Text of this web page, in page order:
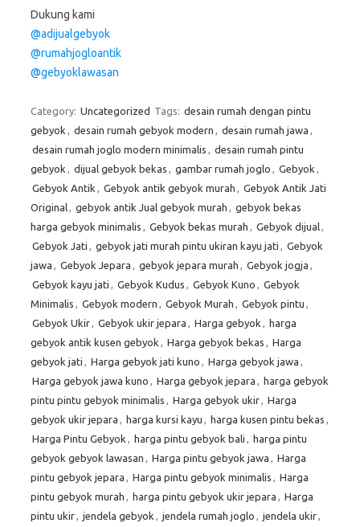
Dukung kami
@adijualgebyok
@rumahjogloantik
@gebyoklawasan
Category: Uncategorized Tags: desain rumah dengan pintu
gebyok , desain rumah gebyok modern , desain rumah jawa ,
desain rumah joglo modern minimalis , desain rumah pintu
gebyok , dijual gebyok bekas , gambar rumah joglo , Gebyok ,
Gebyok Antik , Gebyok antik gebyok murah , Gebyok Antik Jati
Original, gebyok antik Jual gebyok murah , gebyok bekas
harga gebyok minimalis , Gebyok bekas murah , Gebyok dijual,
Gebyok Jati , gebyok jati murah pintu ukiran kayu jati , Gebyok
jawa , Gebyok Jepara , gebyok jepara murah , Gebyok jogja ,
Gebyok kayu jati , Gebyok Kudus , Gebyok Kuno , Gebyok
Minimalis , Gebyok modern , Gebyok Murah , Gebyok pintu ,
Gebyok Ukir, Gebyok ukir jepara , Harga gebyok , harga
gebyok antik kusen gebyok , Harga gebyok bekas , Harga
gebyok jati , Harga gebyok jati kuno , Harga gebyok jawa ,
Harga gebyok jawa kuno , Harga gebyok jepara , harga gebyok
pintu pintu gebyok minimalis , Harga gebyok ukir, Harga
gebyok ukir jepara , harga kursi kayu , harga kusen pintu bekas ,
Harga Pintu Gebyok , harga pintu gebyok bali , harga pintu
gebyok gebyok lawasan , Harga pintu gebyok jawa , Harga
pintu gebyok jepara , Harga pintu gebyok minimalis , Harga
pintu gebyok murah , harga pintu gebyok ukir jepara , Harga
pintu ukir, jendela gebyok , jendela rumah joglo , jendela ukir,